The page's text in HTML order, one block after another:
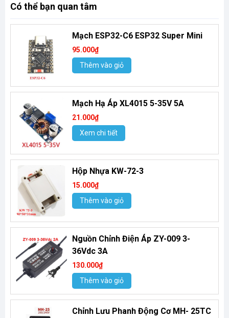
Có thể bạn quan tâm
Mạch ESP32-C6 ESP32 Super Mini
95.000₫
Thêm vào giỏ
Mạch Hạ Áp XL4015 5-35V 5A
21.000₫
Xem chi tiết
Hộp Nhựa KW-72-3
15.000₫
Thêm vào giỏ
Nguồn Chỉnh Điện Áp ZY-009 3-
36Vdc 3A
130.000₫
Thêm vào giỏ
Chỉnh Lưu Phanh Động Cơ MH- 25TC